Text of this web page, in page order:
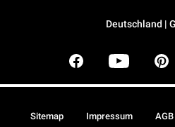
Deutschland |
Sitemap Impressum AGB